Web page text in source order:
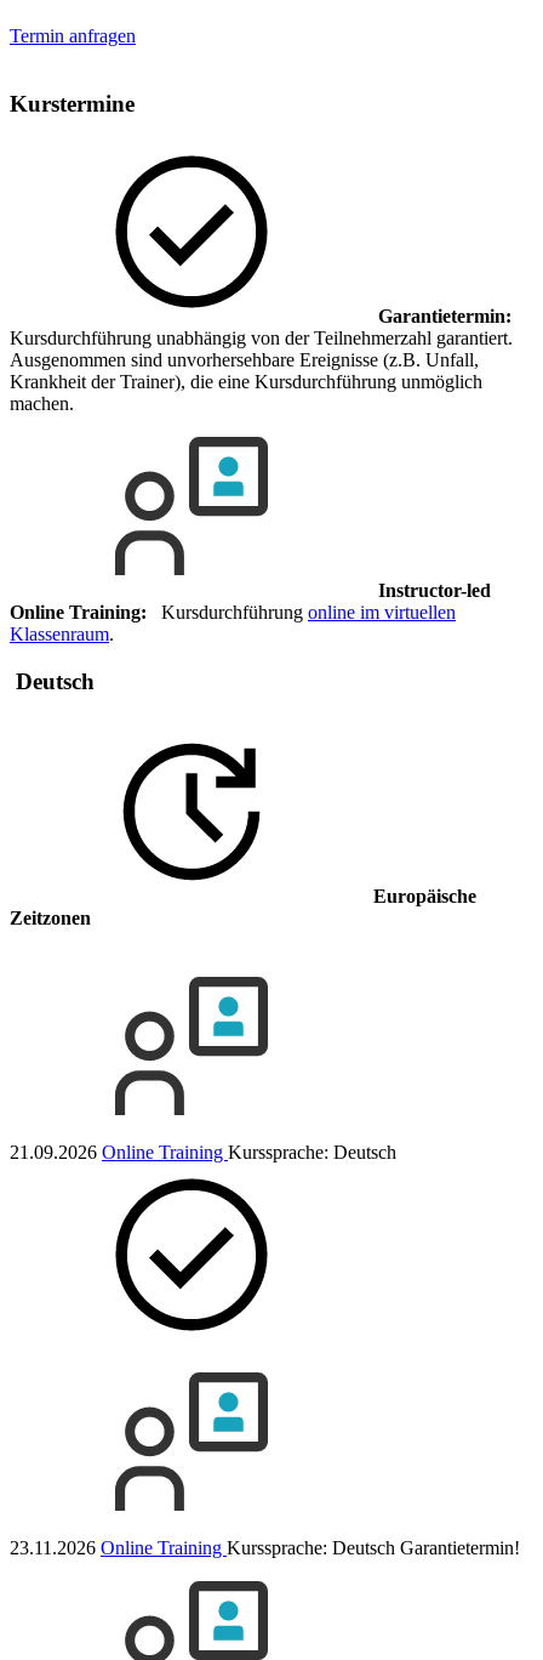
Termin anfragen
Kurstermine
Garantietermin:
Kursdurchführung unabhängig von der Teilnehmerzahl garantiert.
Ausgenommen sind unvorhersehbare Ereignisse (z.B. Unfall,
Krankheit der Trainer), die eine Kursdurchführung unmöglich
machen.
Instructor-led
Online Training: Kursdurchführung online im virtuellen
Klassenraum.
Deutsch
Europäische
Zeitzonen
21.09.2026 Online Training Kurssprache: Deutsch
23.11.2026 Online Training Kurssprache: Deutsch Garantietermin!